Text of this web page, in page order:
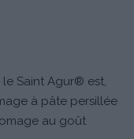
le Saint Agur® est,
à pâte persillée
au goût